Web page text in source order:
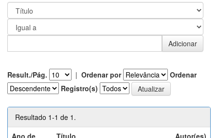
Result./Pág. | Ordenar por
Ordenar
Registro(s)
Resultado 1-1 de 1.
Ano de
Título Autor(es)